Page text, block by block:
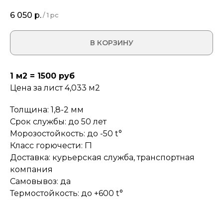
6 050 р. / 1 pc
В КОРЗИНУ
1 м2 = 1500 руб
Цена за лист 4,033 м2
Толщина: 1,8-2 мм
Срок службы: до 50 лет
Морозостойкость: до -50 t°
Класс горючести: Г1
Доставка: курьерская служба, транспортная
компания
Самовывоз: да
Термостойкость: до +600 t°